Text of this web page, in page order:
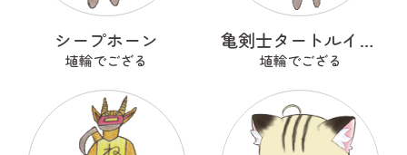
シープホーン
埴輪でござる
亀剣士タートルイザー
埴輪でござる